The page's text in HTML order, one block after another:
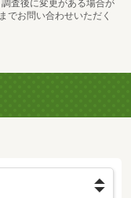
査後に変更がある場合が
でお問い合わせいただく